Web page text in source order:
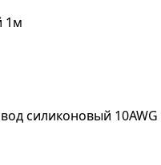
1м
силиконовый 10AWG